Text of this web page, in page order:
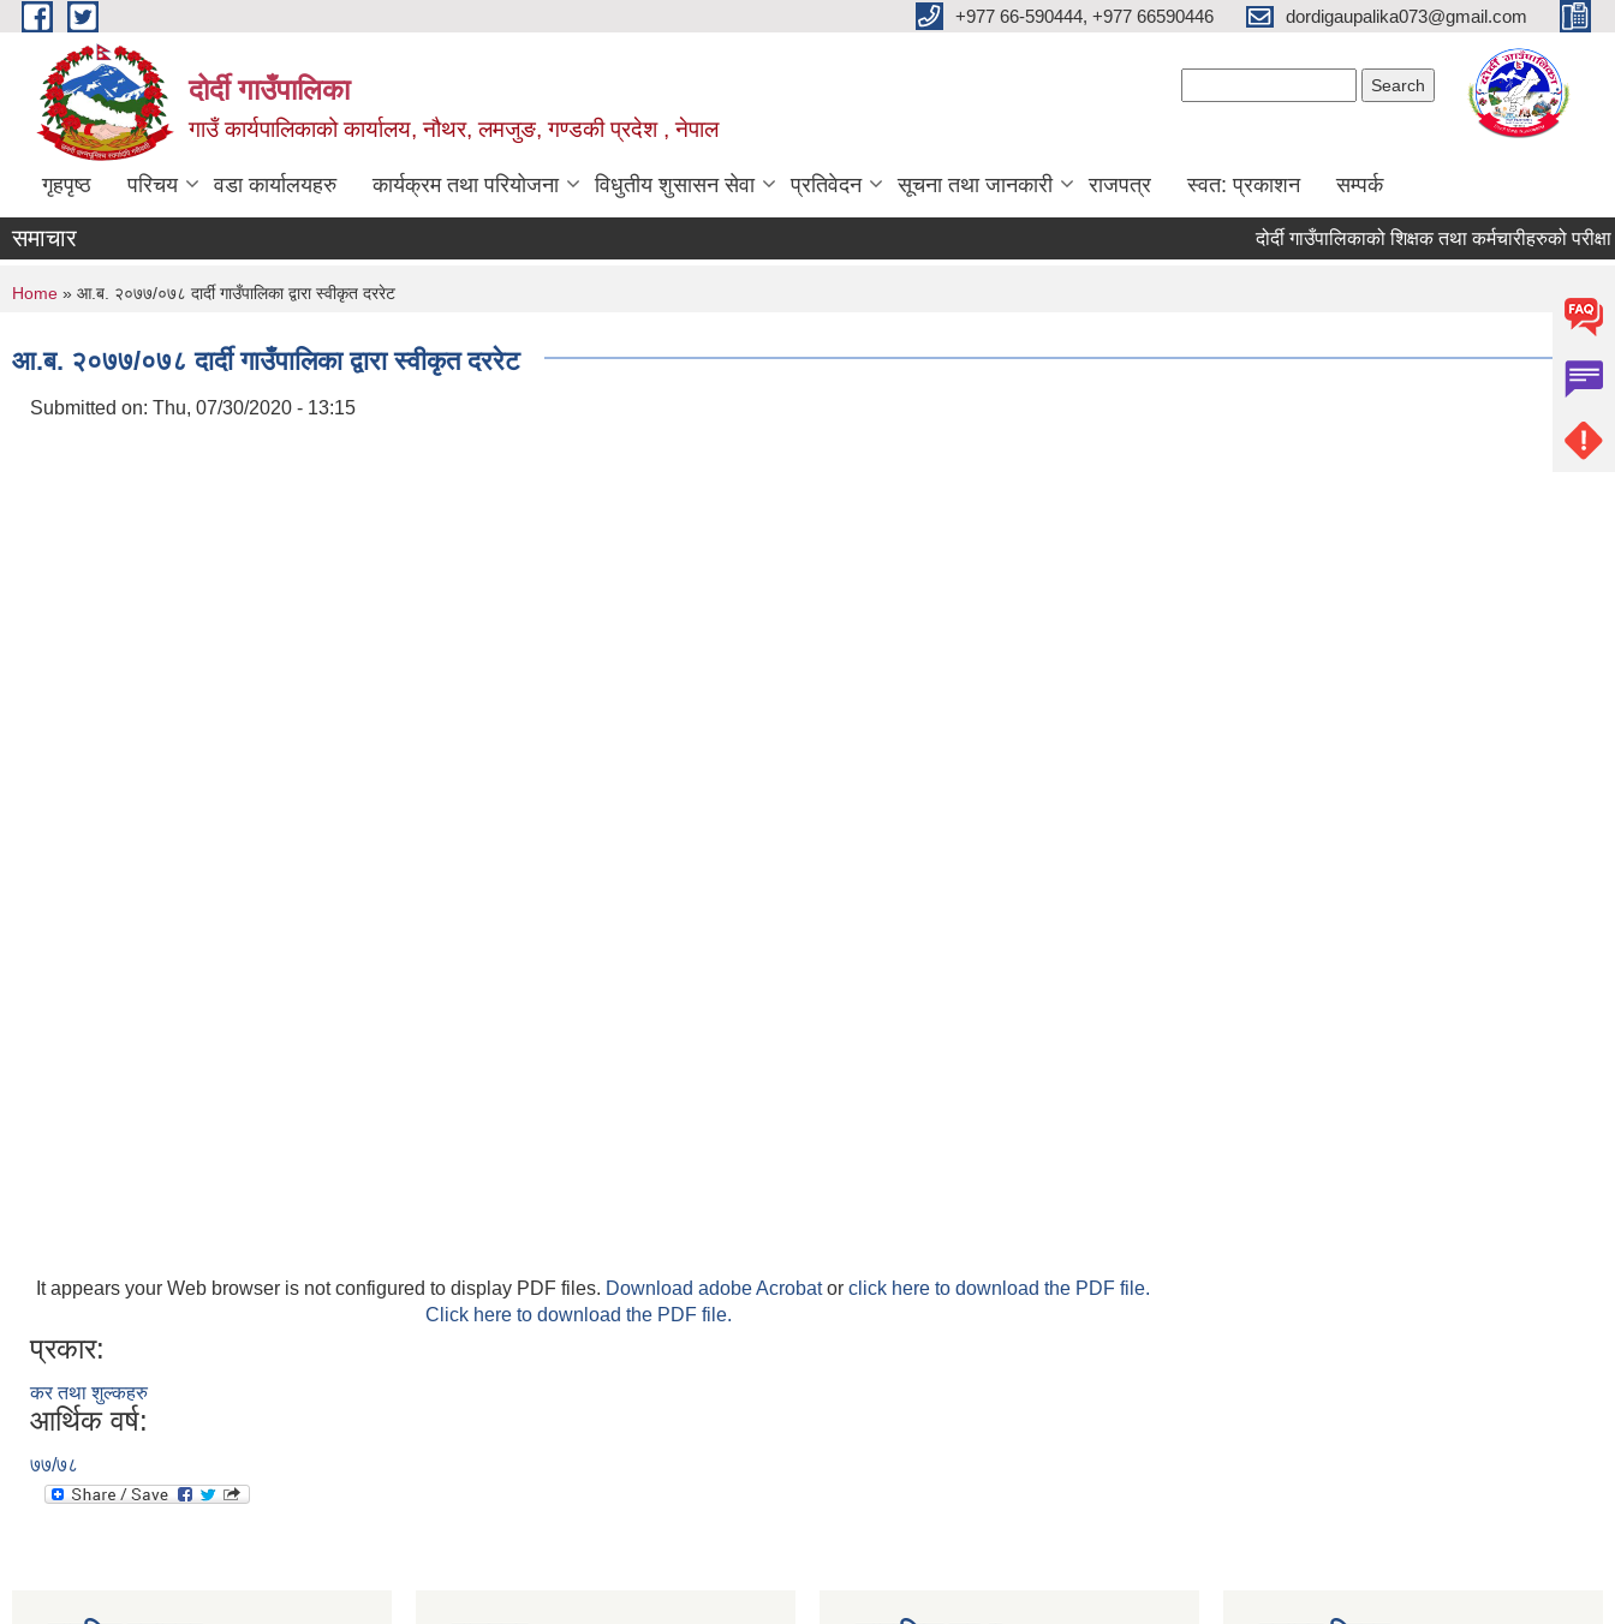
Skip to main content +977 66-590444, +977 66590446 dordigaupalika073@gmail.com
दोर्दी गाउँपालिका
गाउँ कार्यपालिकाको कार्यालय, नौथर, लमजुङ, गण्डकी प्रदेश , नेपाल
गृहपृष्ठ परिचय वडा कार्यालयहरु कार्यक्रम तथा परियोजना विधुतीय शुसासन सेवा प्रतिवेदन सूचना तथा जानकारी राजपत्र स्वत: प्रकाशन सम्पर्क
समाचार दोर्दी गाउँपालिकाको शिक्षक तथा कर्मचारीहरुको
You are here
Home » आ.ब. २०७७/०७८ दार्दी गाउँपालिका द्वारा स्वीकृत दररेट
आ.ब. २०७७/०७८ दार्दी गाउँपालिका द्वारा स्वीकृत दररेट
Submitted on: Thu, 07/30/2020 - 13:15
It appears your Web browser is not configured to display PDF files. Download adobe Acrobator click here to download the PDF file.
Click here to download the PDF file.
प्रकार:
कर तथा शुल्कहरु
आर्थिक वर्ष:
७७/७८